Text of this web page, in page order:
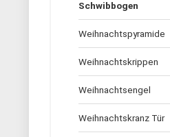
Schwibbogen
Weihnachtspyramide
Weihnachtskrippen
Weihnachtsengel
Weihnachtskranz Tür